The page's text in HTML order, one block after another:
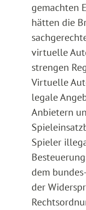
gemachten
hätten die
virtuelle
strengen
Virtuelle
legale
Anbietern
Spieler
dem
der